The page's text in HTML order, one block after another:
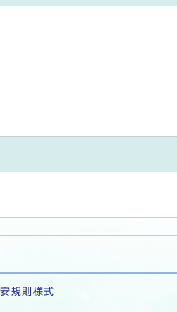
規則様式